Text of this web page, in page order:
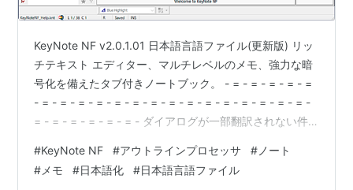
KeyNote NF v2.0.1.01 日本語言語ファイル(更新版) リッ
チテキスト エディター、マルチレベルのメモ、強力な暗
号化を備えたタブ付きノートブック。 - = - = - = - = - =
- = - = - = - = - = - = - = - = - = - = - = - = - = - = - = -
= - = - = - = - = - = - ダイアログが一部翻訳されない件
んでした。 この更新版ですべて日本語化されるようにな
りました。 ダウンロード : 日本語言語ファイル
#KeyNote NF #アウトラインプロセッサ # ノート
# メモ #日本語化 #日本語言語ファイル